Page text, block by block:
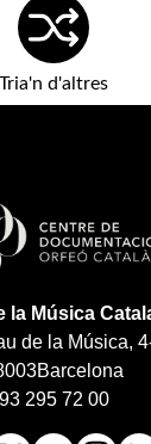
Tria'n d'altres
la Música
de la Música,
Barcelona
93 295 72 00